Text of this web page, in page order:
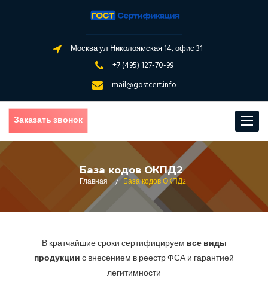
Москва ул Николоямская 14, офис 31
+7 (495) 127-70-99
mail@gostcert.info
Toggle
Заказать звонок
База кодов ОКПД2
Главная / База кодов ОКПД2
В кратчайшие сроки сертифицируем все виды
продукциис внесением в реестр ФСА и гарантией
легитимности